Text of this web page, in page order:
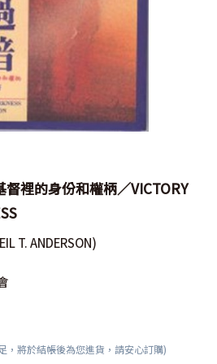
裡的身份和權柄／VICTORY
T. ANDERSON)
，將於結帳後為您進貨，請安心訂購)